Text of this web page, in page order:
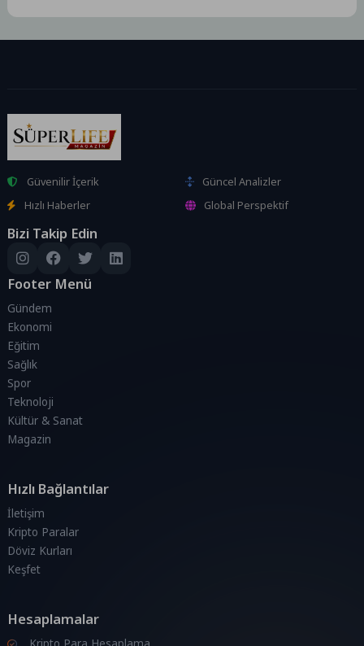
kapsamında ilk kez...
Güvenilir İçerik
Güncel Analizler
Hızlı Haberler
Global Perspektif
Bizi Takip Edin
Footer Menü
Gündem
Ekonomi
Eğitim
Sağlık
Spor
Teknoloji
Kültür & Sanat
Magazin
Hızlı Bağlantılar
İletişim
Kripto Paralar
Döviz Kurları
Keşfet
Hesaplamalar